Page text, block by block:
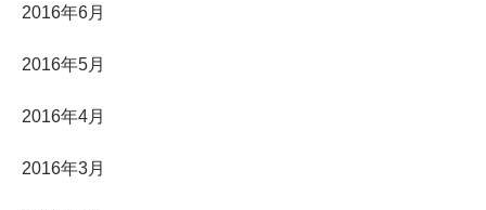
2016年6月
2016年5月
2016年4月
2016年3月